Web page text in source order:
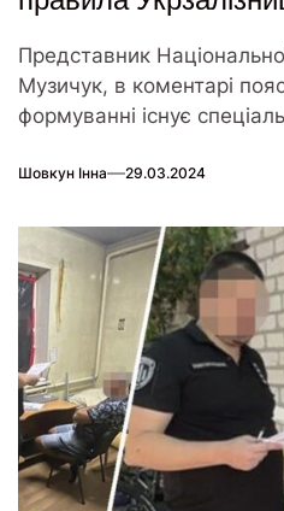
Представник
Музичук, в коментарі
формуванні існує
Шовкун Інна 29.03.2024